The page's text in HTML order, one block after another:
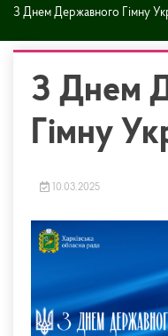
З Днем Державного Гімну
З Днем
Гімну
10.03.2025